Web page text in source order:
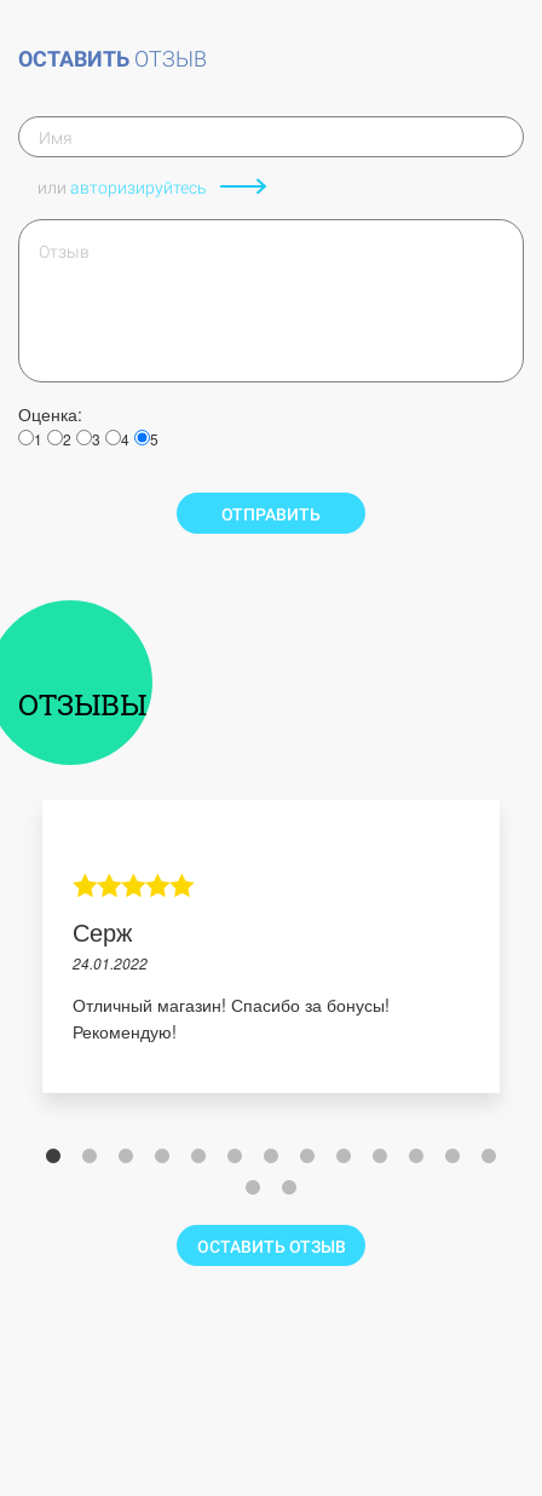
ОСТАВИТЬ ОТЗЫВ
или авторизируйтесь
Оценка:
1 2 3 4 5
ОТПРАВИТЬ
ОТЗЫВЫ
Серж
24.01.2022
Отличный магазин! Спасибо за бонусы!
Рекомендую!
ОСТАВИТЬ ОТЗЫВ